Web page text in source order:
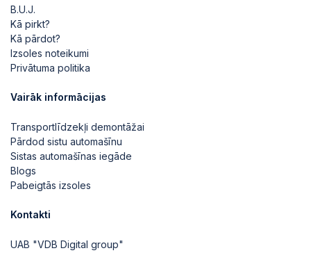
B.U.J.
Kā pirkt?
Kā pārdot?
Izsoles noteikumi
Privātuma politika
Vairāk informācijas
Transportlīdzekļi demontāžai
Pārdod sistu automašīnu
Sistas automašīnas iegāde
Blogs
Pabeigtās izsoles
Kontakti
UAB "VDB Digital group"